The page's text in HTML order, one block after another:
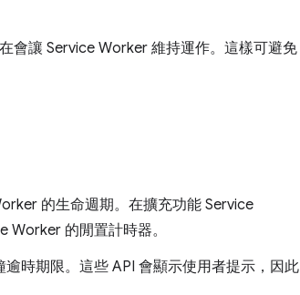
會讓 Service Worker 維持運作。這樣可避免
的生命週期。在擴充功能 Service
Worker 的閒置計時器。
時期限。這些 API 會顯示使用者提示，因此